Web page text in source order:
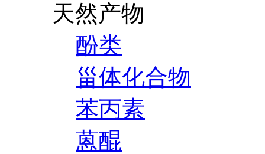
天然产物
酚类
甾体化合物
苯丙素
蒽醌